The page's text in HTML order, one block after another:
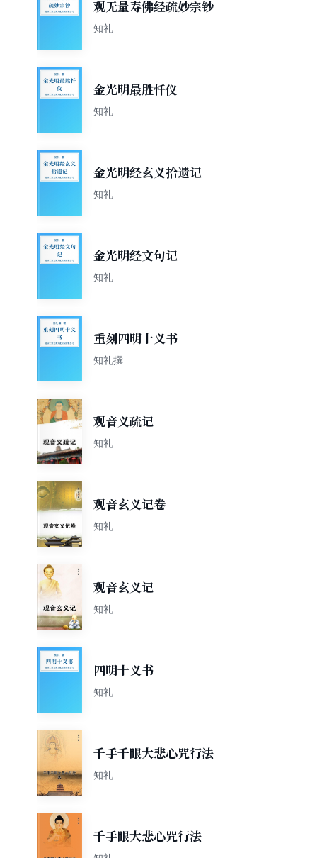
观无量寿佛经疏妙宗钞
知礼
金光明最胜忏仪
知礼
金光明经玄义拾遗记
知礼
金光明经文句记
知礼
重刻四明十义书
知礼撰
观音义疏记
知礼
观音玄义记卷
知礼
观音玄义记
知礼
四明十义书
知礼
千手千眼大悲心咒行法
知礼
千手眼大悲心咒行法